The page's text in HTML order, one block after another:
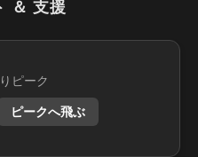
＆ 支援
ピーク
ピークへ飛ぶ